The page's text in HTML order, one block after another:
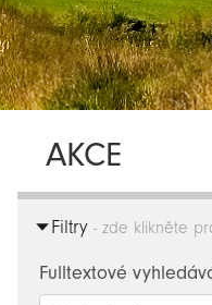
AKCE
Filtry - zde klikněte
Fulltextové